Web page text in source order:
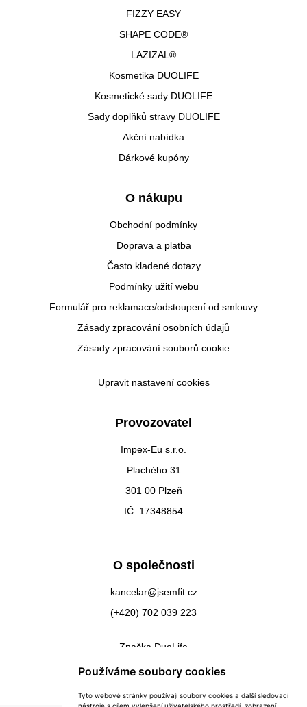
Používáme soubory cookies
Tyto webové stránky používají soubory cookies a další sledovací
FIZZY EASY
SHAPE CODE®
LAZIZAL®
Kosmetika DUOLIFE
Kosmetické sady DUOLIFE
Sady doplňků stravy DUOLIFE
Akční nabídka
Dárkové kupóny
O nákupu
Obchodní podmínky
Doprava a platba
Často kladené dotazy
Podmínky užití webu
Formulář pro reklamace/odstoupení od smlouvy
Zásady zpracování osobních údajů
Zásady zpracování souborů cookie
Upravit nastavení cookies
Provozovatel
Impex-Eu s.r.o.
Plachého 31
301 00 Plzeň
IČ: 17348854
O společnosti
kancelar@jsemfit.cz
(+420) 702 039 223
Značka DuoLife
Kontakty